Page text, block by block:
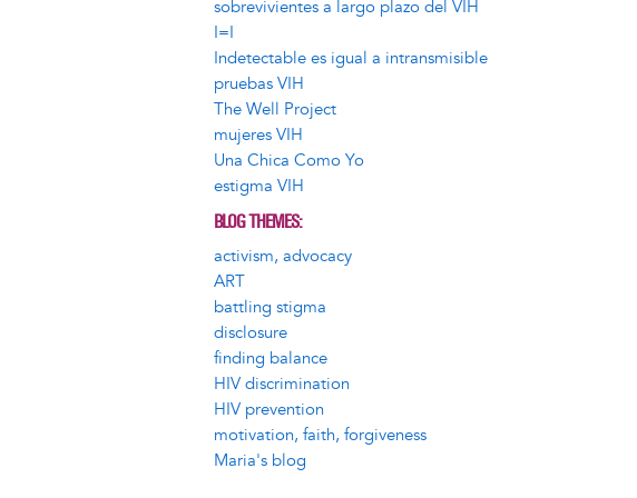
sobrevivientes a largo plazo del VIH
I=I
Indetectable es igual a intransmisible
pruebas VIH
The Well Project
mujeres VIH
Una Chica Como Yo
estigma VIH
BLOG THEMES
activism, advocacy
ART
battling stigma
disclosure
finding balance
HIV discrimination
HIV prevention
motivation, faith, forgiveness
Maria's blog